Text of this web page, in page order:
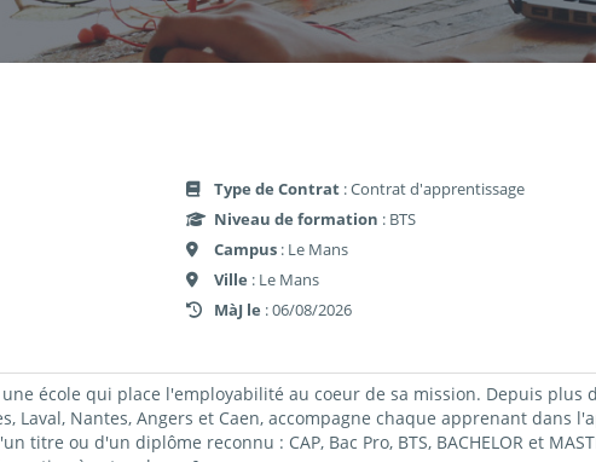
Type de Contrat : Contrat d'apprentissage
Niveau de formation : BTS
Campus : Le Mans
Ville : Le Mans
MàJ le : 06/08/2026
école qui place l'employabilité au coeur de sa mission. Depuis plus
Laval, Nantes, Angers et Caen, accompagne chaque apprenant dans
ou d'un diplôme reconnu : CAP, Bac Pro, BTS, BACHELOR et